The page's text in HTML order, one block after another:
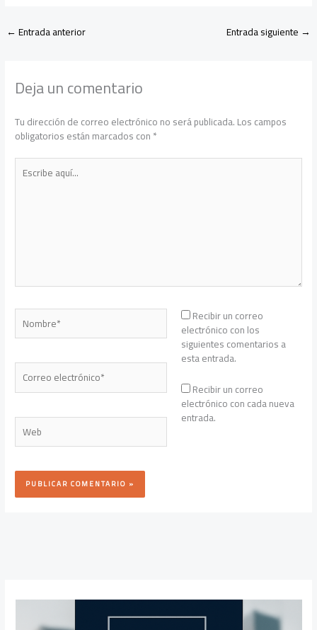
←Entrada anterior Entrada siguiente →
Deja un comentario
Tu dirección de correo electrónico no será publicada.Los campos
obligatorios están marcados con*
Escribe
aquí...
Nombre*
Correo
electrónico*
Web
Recibir un correo
electrónico con los
siguientes comentarios a
esta entrada.
Recibir un correo
electrónico con cada nueva
entrada.